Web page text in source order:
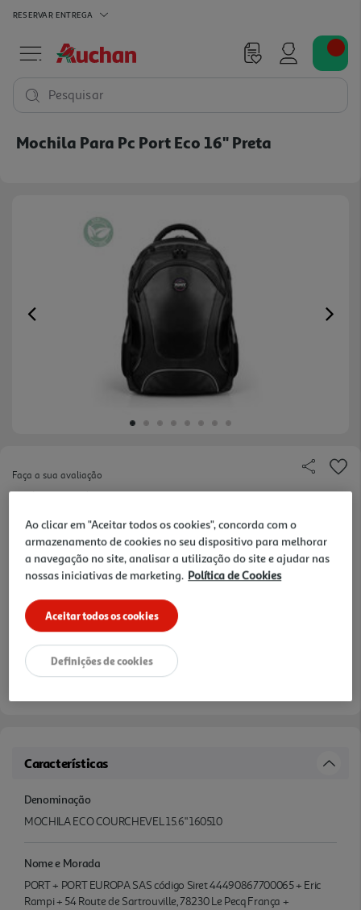
RESERVAR ENTREGA
Pesquisar
Mochila Para Pc Port Eco 16" Preta
Previous
Faça a sua avaliação
Ref. / EAN:3567041605108
39,99 €
Receba em casa a 10/08/2026, se encomendar até às 12h.
1h
Recolha em loja Express*
3hRecolha Drive*
*Mediante disponibilidade de slot de entrega e stock em loja.
Características
Denominação
MOCHILA ECO COURCHEVEL 15.6" 160510
Nome e Morada
PORT + PORT EUROPA SAS código Siret 44490867700065 + Eric
Rampi + 54 Route de Sartrouville, 78230 Le Pecq França +
Ao clicar em "Aceitar todos os cookies", concorda com o
armazenamento de cookies no seu dispositivo para melhorar
a navegação no site, analisar a utilização do site e ajudar nas
nossas iniciativas de marketing. Política de Cookies
Aceitar todos os cookies
Definições de cookies